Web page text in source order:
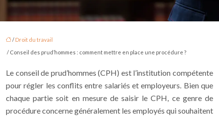
/ Droit du travail
/ Conseil des prud’hommes : comment mettre en place une procédure ?
Le conseil de prud’hommes (CPH) est l’institution compétente
pour régler les conflits entre salariés et employeurs. Bien que
chaque partie soit en mesure de saisir le CPH, ce genre de
procédure concerne généralement les employés qui souhaitent